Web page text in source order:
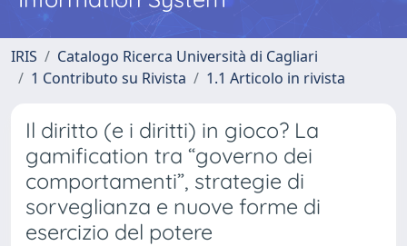
IRIS
Catalogo Ricerca Università di Cagliari
1 Contributo su Rivista
1.1 Articolo in rivista
Il diritto (e i diritti) in gioco? La
gamification tra “governo dei
comportamenti”, strategie di
sorveglianza e nuove forme di
esercizio del potere